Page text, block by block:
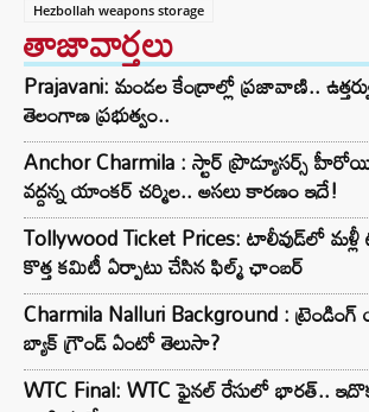
Hezbollah weapons storage
తాజావార్తలు
Prajavani: మండల కేంద్రాల్లో ప్రజావాణి..
తెలంగాణ ప్రభుత్వం..
Anchor Charmila : స్టార్ ప్రొడ్యూసర్స్
వద్దన్న యాంకర్ చర్మిల.. అసలు కారణం ఇదే!
Tollywood Ticket Prices: టాలీవుడ్‌లో మళ్లీ
కొత్త కమిటీ ఏర్పాటు చేసిన ఫిల్మ్‌ ఛాంబర్‌
Charmila Nalluri Background :
బ్యాక్ గ్రౌండ్ ఏంటో తెలుసా?
WTC Final: WTC ఫైనల్ రేసులో భారత్..